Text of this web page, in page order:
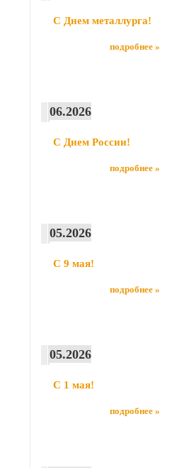
С Днем металлурга!
подробнее »
06.2026
С Днем России!
подробнее »
05.2026
С 9 мая!
подробнее »
05.2026
С 1 мая!
подробнее »